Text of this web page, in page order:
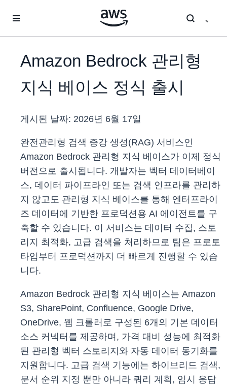
Amazon Bedrock 관리형
지식 베이스 정식 출시
게시된 날짜: 2026년 6월 17일
완전관리형 검색 증강 생성(RAG) 서비스인
Amazon Bedrock 관리형 지식 베이스가 이제 정식
버전으로 출시됩니다. 개발자는 벡터 데이터베이
스, 데이터 파이프라인 또는 검색 인프라를 관리하
지 않고도 관리형 지식 베이스를 통해 엔터프라이
즈 데이터에 기반한 프로덕션용 AI 에이전트를 구
축할 수 있습니다. 이 서비스는 데이터 수집, 스토
리지 최적화, 고급 검색을 처리하므로 팀은 프로토
타입부터 프로덕션까지 더 빠르게 진행할 수 있습
니다.
Amazon Bedrock 관리형 지식 베이스는 Amazon
S3, SharePoint, Confluence, Google Drive,
OneDrive, 웹 크롤러로 구성된 6개의 기본 데이터
소스 커넥터를 제공하며, 가격 대비 성능에 최적화
된 관리형 벡터 스토리지와 자동 데이터 동기화를
지원합니다. 고급 검색 기능에는 하이브리드 검색,
문서 순위 지정 뿐만 아니라 쿼리 계획, 임시 응답